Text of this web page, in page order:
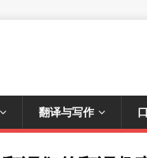
翻译与写作